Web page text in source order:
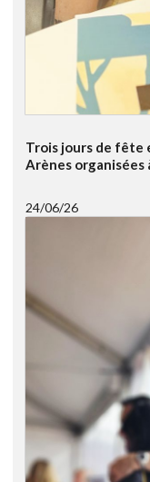
Trois jours de fête
Arènes organisées
24/06/26